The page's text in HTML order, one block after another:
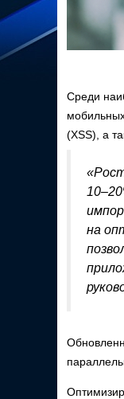
Среди
(XSS), а
на